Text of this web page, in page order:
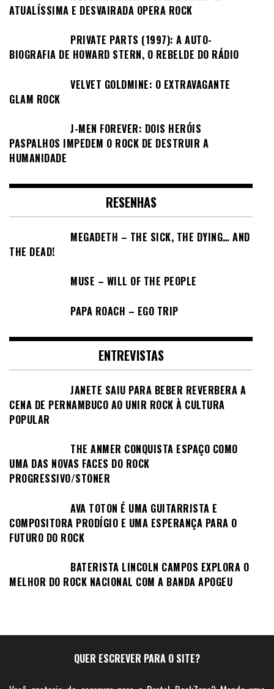
ATUALÍSSIMA E DESVAIRADA OPERA ROCK
PRIVATE PARTS (1997): A AUTO-
BIOGRAFIA DE HOWARD STERN, O REBELDE DO RÁDIO
VELVET GOLDMINE: O EXTRAVAGANTE
GLAM ROCK
J-MEN FOREVER: DOIS HERÓIS
PASPALHOS IMPEDEM O ROCK DE DESTRUIR A
HUMANIDADE
RESENHAS
MEGADETH – THE SICK, THE DYING… AND
THE DEAD!
MUSE – WILL OF THE PEOPLE
PAPA ROACH – EGO TRIP
ENTREVISTAS
JANETE SAIU PARA BEBER REVERBERA A
CENA DE PERNAMBUCO AO UNIR ROCK À CULTURA
POPULAR
THE ANMER CONQUISTA ESPAÇO COMO
UMA DAS NOVAS FACES DO ROCK
PROGRESSIVO/STONER
AVA TOTON É UMA GUITARRISTA E
COMPOSITORA PRODÍGIO E UMA ESPERANÇA PARA O
FUTURO DO ROCK
BATERISTA LINCOLN CAMPOS EXPLORA O
MELHOR DO ROCK NACIONAL COM A BANDA APOGEU
QUER ESCREVER PARA O SITE?